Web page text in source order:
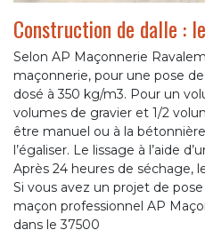
Construction de dalle :
Selon AP Maçonnerie
maçonnerie, pour une pose
dosé à 350 kg/m3. Pour un
volumes de gravier et 1/2
être manuel ou à la
l’égaliser. Le lissage à l’aide
Après 24 heures de séchage,
Si vous avez un projet de
maçon professionnel AP
dans le 37500